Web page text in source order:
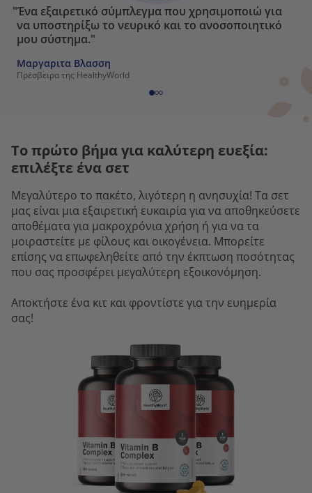
"Ένα εξαιρετικό σύμπλεγμα που χρησιμοποιώ για
να υποστηρίξω το νευρικό και το ανοσοποιητικό
μου σύστημα."
Μαργαριτα Βλασση
Πρέσβειρα της HealthyWorld
Το πρώτο βήμα για καλύτερη ευεξία:
επιλέξτε ένα σετ
Μεγαλύτερο το πακέτο, λιγότερη η ανησυχία! Τα σετ
μας είναι μια εξαιρετική ευκαιρία για να αποθηκεύσετε
αποθέματα για μακροχρόνια χρήση ή για να τα
μοιραστείτε με φίλους και οικογένεια. Μπορείτε
επίσης να επωφεληθείτε από την έκπτωση ποσότητας
που σας προσφέρει μεγαλύτερη εξοικονόμηση.
Αποκτήστε ένα κιτ και φροντίστε για την ευημερία
σας!